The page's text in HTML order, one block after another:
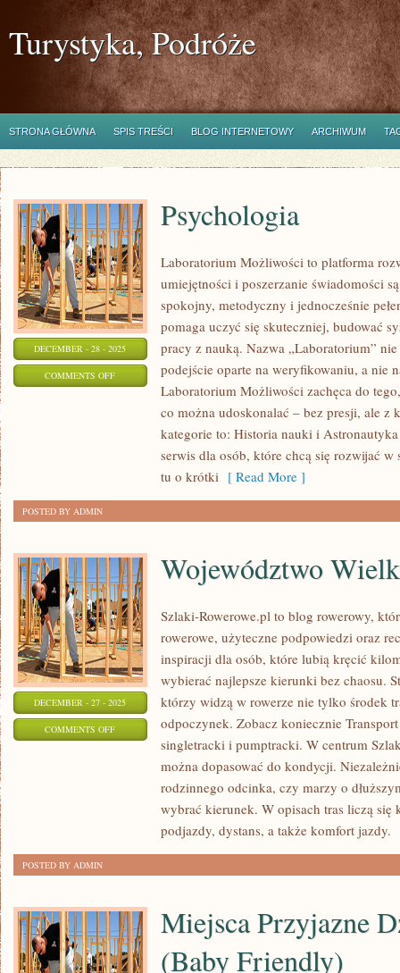
Turystyka, Podróże
STRONA GŁÓWNA SPIS TREŚCI BLOG INTERNETOWY ARCHIWUM
DECEMBER - 28 - 2025
COMMENTS OFFON
PSYCHOLOGIA
Psychologia
Laboratorium Możliwości to platforma
umiejętności i poszerzanie świadomości
spokojny, metodyczny i jednocześnie
pomaga uczyć się skuteczniej, budować
pracy z nauką. Nazwa „Laboratorium”
podejście oparte na weryfikowaniu, a nie
Laboratorium Możliwości zachęca do
co można udoskonalać – bez presji, ale z
kategorie to: Historia nauki i
serwis dla osób, które chcą się rozwijać
tu o krótki [ Read More ]
POSTED BY ADMIN
DECEMBER - 27 - 2025
COMMENTS OFFON
WOJEWÓDZTWO
WIELKOPOLSKIE
Województwo
Szlaki-Rowerowe.pl to blog rowerowy,
rowerowe, użyteczne podpowiedzi oraz
inspiracji dla osób, które lubią kręcić
wybierać najlepsze kierunki bez chaosu.
którzy widzą w rowerze nie tylko środek
odpoczynek. Zobacz koniecznie
singletracki i pumptracki. W centrum
można dopasować do kondycji.
rodzinnego odcinka, czy marzy o
wybrać kierunek. W opisach tras liczą się
podjazdy, dystans, a także komfort jazdy.
POSTED BY ADMIN
Miejsca Przyjazne
(Baby Friendly)